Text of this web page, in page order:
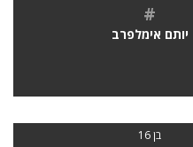
#
יותם אימלפרב
בן 16